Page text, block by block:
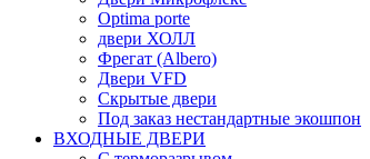
Optima porte
двери ХОЛЛ
Фрегат (Albero)
Двери VFD
Скрытые двери
Под заказ нестандартные экошпон
ВХОДНЫЕ ДВЕРИ